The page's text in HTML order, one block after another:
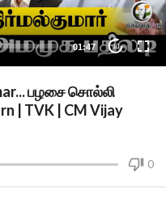
01:47 10
பழசை சொல்லி
| TVK | CM Vijay
0